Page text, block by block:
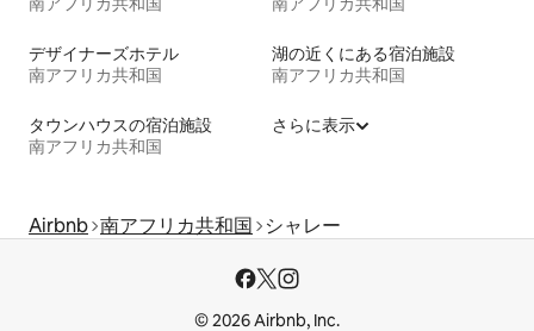
デザイナーズホテル
南アフリカ共和国
湖の近くにある宿泊施設
南アフリカ共和国
タウンハウスの宿泊施設
南アフリカ共和国
さらに表示
Airbnb 南アフリカ共和国 シャレー
© 2026 Airbnb, Inc.